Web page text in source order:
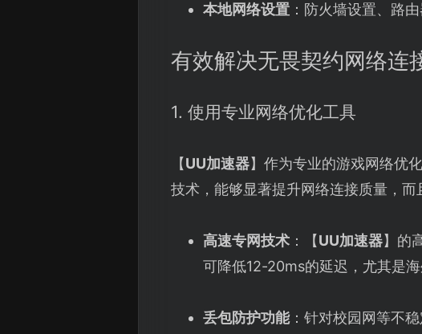
本地网络设置：防火墙设置、路
有效解决无畏契约网络连
1. 使用专业网络优化工具
【UU加速器】作为专业的游戏网络优
技术，能够显著提升网络连接质量，而
高速专网技术：【UU加速器】的
可降低12-20ms的延迟，尤其是
丢包防护功能：针对校园网等不